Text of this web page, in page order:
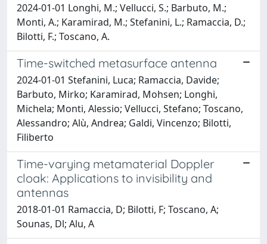
2024-01-01 Longhi, M.; Vellucci, S.; Barbuto, M.;
Monti, A.; Karamirad, M.; Stefanini, L.; Ramaccia, D.;
Bilotti, F.; Toscano, A.
Time-switched metasurface antenna
2024-01-01 Stefanini, Luca; Ramaccia, Davide;
Barbuto, Mirko; Karamirad, Mohsen; Longhi,
Michela; Monti, Alessio; Vellucci, Stefano; Toscano,
Alessandro; Alù, Andrea; Galdi, Vincenzo; Bilotti,
Filiberto
Time-varying metamaterial Doppler
cloak: Applications to invisibility and
antennas
2018-01-01 Ramaccia, D; Bilotti, F; Toscano, A;
Sounas, Dl; Alu, A